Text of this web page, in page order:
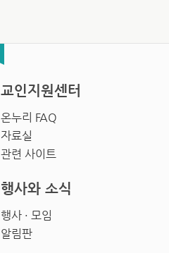
교인지원센터
온누리 FAQ
자료실
관련 사이트
행사와 소식
행사 · 모임
알림판